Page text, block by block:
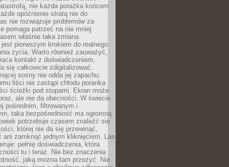
nie każda porażka końcem
opóźnienie stratą nie do
nie rozwiązuje problemów za
pomaga patrzeć na nie mniej
właśnie taka zmiana
pierwszym krokiem do realnego
życia. Warto również zauważyć,
kontakt z doświadczeniem,
się całkowicie zdigitalizować.
sosny nie odda jej zapachu.
liści nie zastąpi chłodu poranka
ścieżki pod stopami. Ekran może
ale nie da obecności. W świecie
pośrednim, filtrowanym i
taka bezpośredniość ma ogromną
potrzebuje czasem znaleźć się
której nie da się przewinąć,
ani zamknąć jednym kliknięciem. Las
pełnię doświadczenia, która
tu i teraz. Nie bez znaczenia
jaką można tam przeżyć. Nie